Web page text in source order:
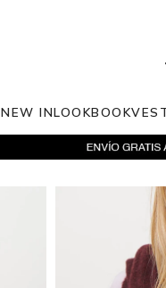
NEW INLOOKBOOK